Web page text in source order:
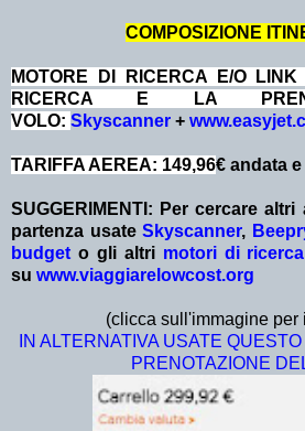
COMPOSIZIONE
MOTORE DI RICERCA E/O
RICERCA E LA
VOLO: Skyscanner +
TARIFFA AEREA: 149,96€ andata
SUGGERIMENTI: Per cercare
partenza usate Skyscanner,
budget o gli altri motori di
su www.viaggiarelowcost.org
(clicca sull'immagine per
IN ALTERNATIVA USATE
PRENOTAZIONE